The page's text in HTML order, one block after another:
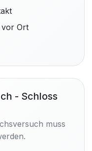
vor Ort
- Schloss
muss